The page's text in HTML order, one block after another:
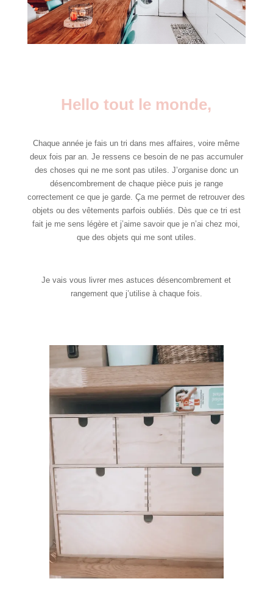
Hello tout le monde,
Chaque année je fais un tri dans mes affaires, voire même
deux fois par an. Je ressens ce besoin de ne pas accumuler
des choses qui ne me sont pas utiles. J’organise donc un
désencombrement de chaque pièce puis je range
correctement ce que je garde. Ça me permet de retrouver des
objets ou des vêtements parfois oubliés. Dès que ce tri est
fait je me sens légère et j’aime savoir que je n’ai chez moi,
que des objets qui me sont utiles.
Je vais vous livrer mes astuces désencombrement et
rangement que j’utilise à chaque fois.